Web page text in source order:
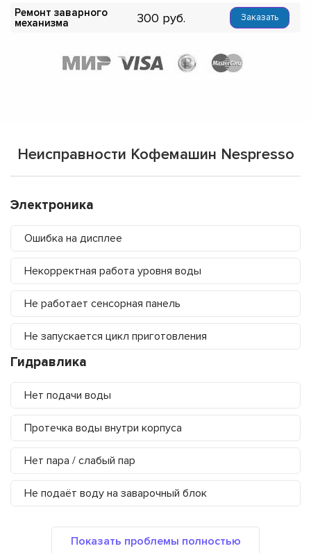
Ремонт заварного
механизма
300 Заказать
Неисправности Кофемашин Nespresso
Электроника
Ошибка на дисплее
Некорректная работа уровня воды
Не работает сенсорная панель
Не запускается цикл приготовления
Гидравлика
Нет подачи воды
Протечка воды внутри корпуса
Нет пара / слабый пар
Не подаёт воду на заварочный блок